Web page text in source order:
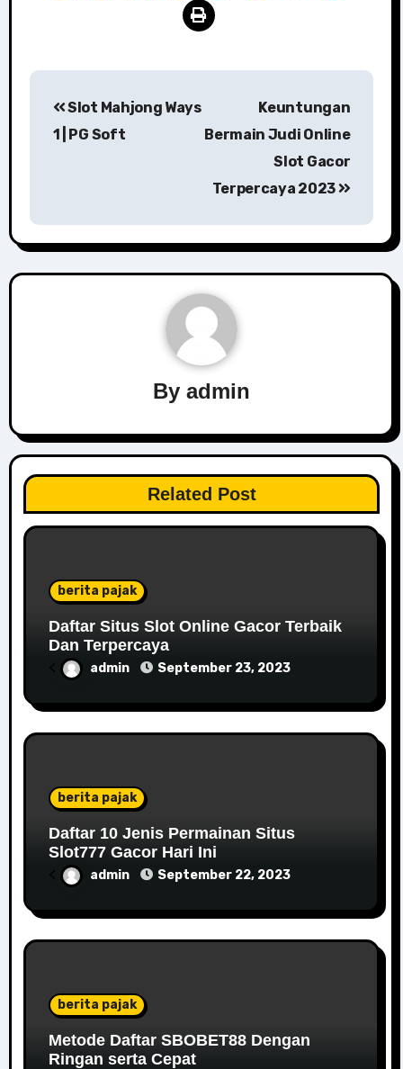
navigation
Slot Mahjong Ways
1 | PG Soft
Keuntungan
Bermain Judi Online
Slot Gacor
Terpercaya 2023
By admin
Related Post
berita pajak
Daftar Situs Slot Online Gacor Terbaik
Dan Terpercaya
< admin September 23, 2023
berita pajak
Daftar 10 Jenis Permainan Situs
Slot777 Gacor Hari Ini
< admin September 22, 2023
berita pajak
Metode Daftar SBOBET88 Dengan
Ringan serta Cepat